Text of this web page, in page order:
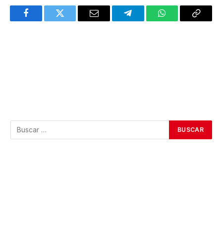
FacebookTwitter Email TelegramWhatsAppCopy